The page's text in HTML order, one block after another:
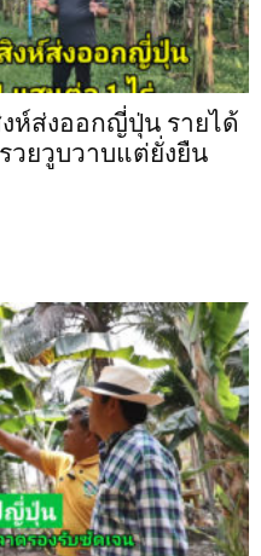
ห์ส่งออกญี่ปุ่น รายได้
วยวูบวาบแต่ยั่งยืน